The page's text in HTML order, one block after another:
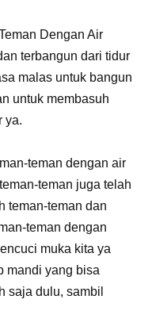
Dengan Air
terbangun dari tidur
malas untuk bangun
untuk membasuh
ya.
teman dengan air
teman juga telah
teman-teman dan
teman dengan
muka kita ya
mandi yang bisa
saja dulu, sambil